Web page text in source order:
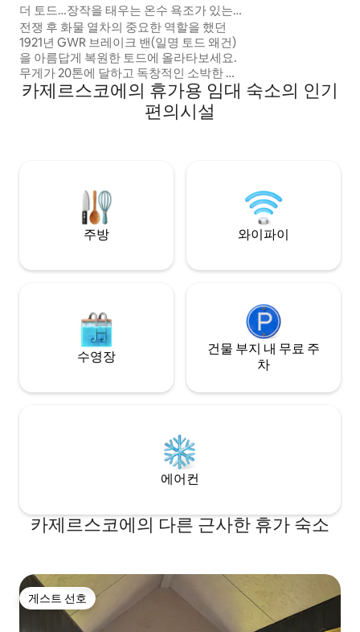
더 토드…장작을 태우는 온수 욕조가 있는
기차 숙소
전쟁 후 화물 열차의 중요한 역할을 했던
1921년 GWR 브레이크 밴(일명 토드 왜건)
을 아름답게 복원한 토드에 올라타보세요.
무게가 20톤에 달하고 독창적인 소박한 특
징을 자랑하는 이 유서 깊은 마차는 고급스
러움을 느낄 수 있는 개성 넘치는 셀프 케이
터링 숙박 시설을 제공합니다. 따뜻한 샤워
적인 연중 베이스입니다.
카제르스코에의 휴가용 임대 숙소의 인기
편의시설
주방 와이파이
수영장
건물 부지 내 무료 주
차
에어컨
카제르스코에의 다른 근사한 휴가 숙소
게스트 선호
게스트 선호